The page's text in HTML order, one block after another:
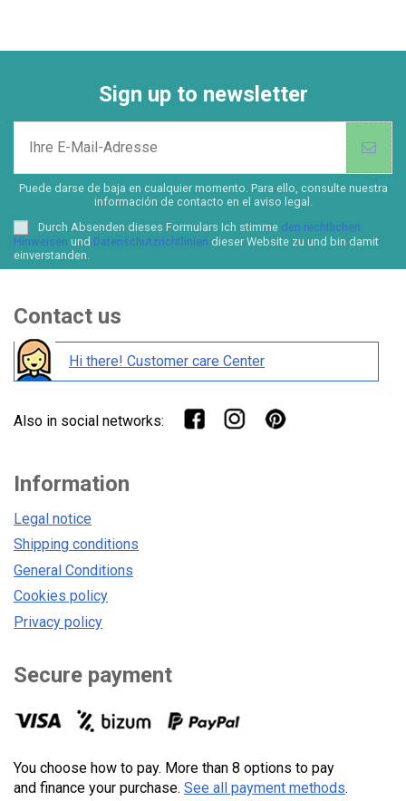
Sign up to newsletter
Puede darse de baja en cualquier momento. Para ello, consulte nuestra
información de contacto en el aviso legal.
Durch Absenden dieses Formulars Ich stimme den rechtlichen
Hinweisen und Datenschutzrichtlinien dieser Website zu und bin damit
einverstanden.
Contact us
Hi there! Customer care Center
Also in social networks:
Information
Legal notice
Shipping conditions
General Conditions
Cookies policy
Privacy policy
Secure payment
You choose how to pay. More than 8 options to pay
and finance your purchase. See all payment methods.